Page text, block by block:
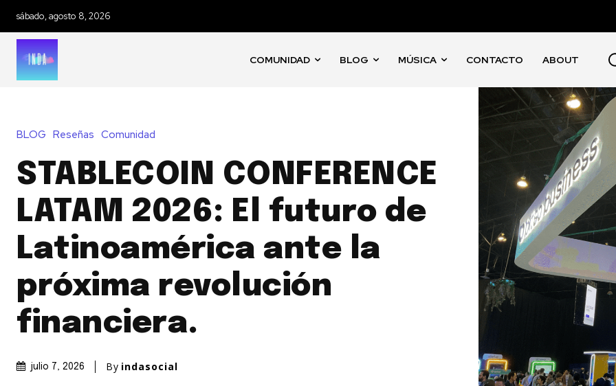
sábado, agosto 8, 2026
COMUNIDAD BLOG MÚSICA CONTACTO ABOUT
BLOG Reseñas Comunidad
STABLECOIN CONFERENCE
LATAM 2026: El futuro de
Latinoamérica ante la
próxima revolución
financiera.
julio 7, 2026 By indasocial